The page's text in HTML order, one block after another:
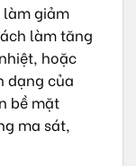
làm giảm
làm tăng
hoặc
dạng của
bề mặt
ma sát,